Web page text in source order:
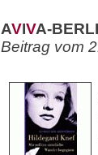
AVIVA-
Beitrag vom